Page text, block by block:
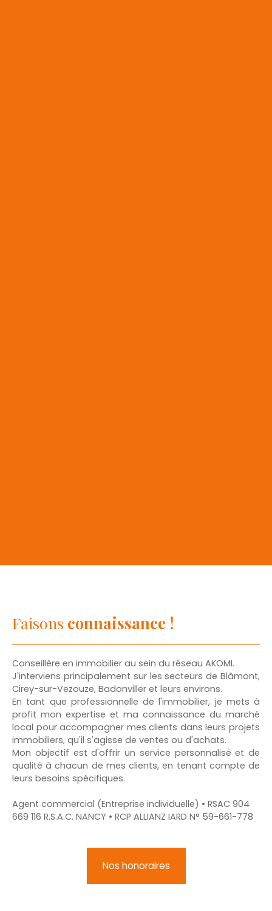
Faisons connaissance !
Conseillère en immobilier au sein du réseau AKOMI.
J'interviens principalement sur les secteurs de Blâmont,
Cirey-sur-Vezouze, Badonviller et leurs environs.
En tant que professionnelle de l'immobilier, je mets à
profit mon expertise et ma connaissance du marché
local pour accompagner mes clients dans leurs projets
immobiliers, qu'il s'agisse de ventes ou d'achats.
Mon objectif est d'offrir un service personnalisé et de
qualité à chacun de mes clients, en tenant compte de
leurs besoins spécifiques.
Agent commercial (Entreprise individuelle) • RSAC 904
669 116 R.S.A.C. NANCY • RCP ALLIANZ IARD N° 59-661-778
Nos honoraires